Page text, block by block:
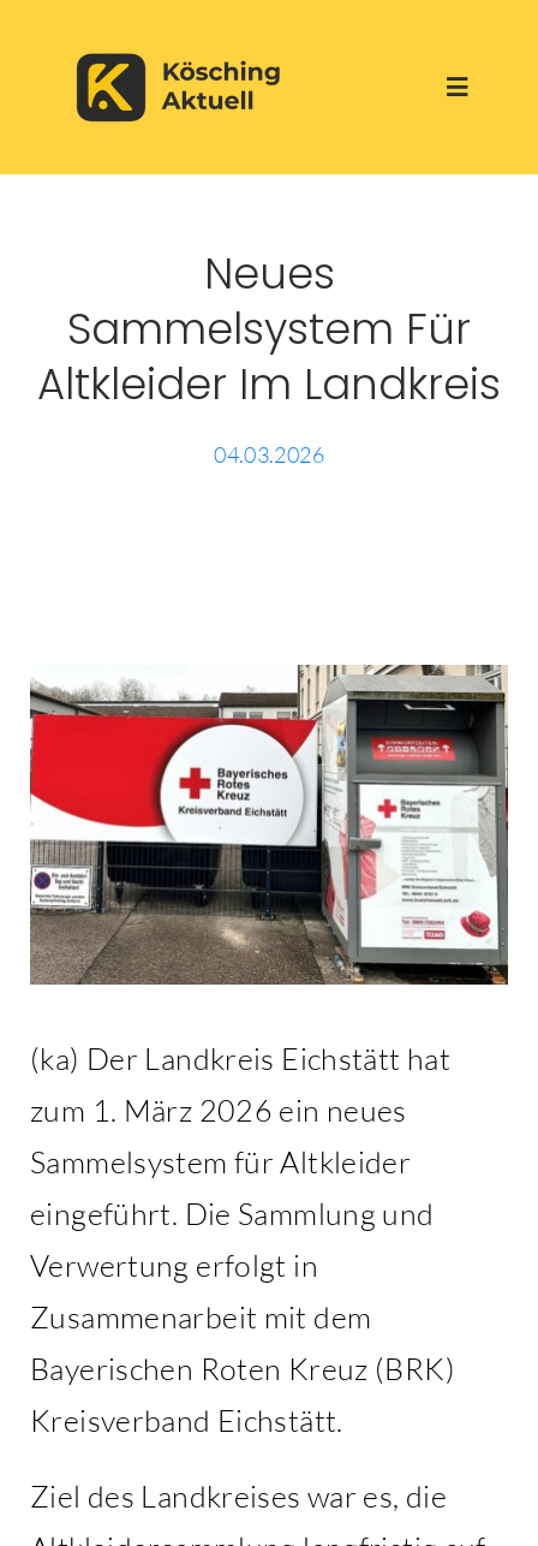
content
Toggle
Über uns
Neues
Sammelsystem Für
Altkleider Im Landkreis
04.03.2026
(ka) Der Landkreis Eichstätt hat
zum 1. März 2026 ein neues
Sammelsystem für Altkleider
eingeführt. Die Sammlung und
Verwertung erfolgt in
Zusammenarbeit mit dem
Bayerischen Roten Kreuz (BRK)
Kreisverband Eichstätt.
Ziel des Landkreises war es, die